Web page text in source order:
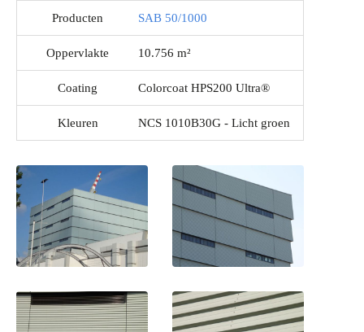
Producten SAB 50/1000
Oppervlakte 10.756 m²
Coating Colorcoat HPS200 Ultra®
Kleuren NCS 1010B30G - Licht groen